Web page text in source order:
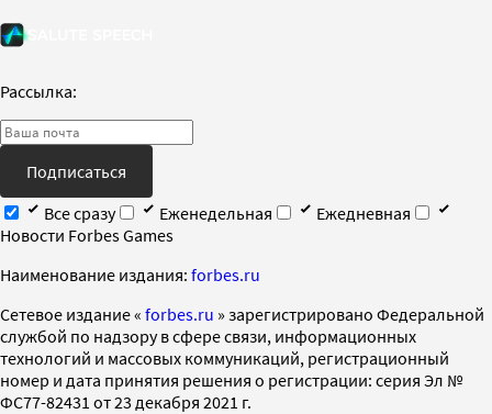
Рассылка:
Подписаться
Все сразу
Еженедельная
Ежедневная
Новости Forbes Games
Наименование издания: forbes.ru
Cетевое издание « forbes.ru » зарегистрировано Федеральной
службой по надзору в сфере связи, информационных
технологий и массовых коммуникаций, регистрационный
номер и дата принятия решения о регистрации: серия Эл №
ФС77-82431 от 23 декабря 2021 г.